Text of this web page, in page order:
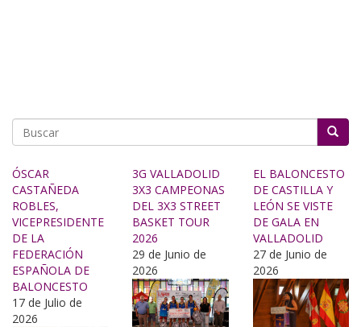
ÓSCAR
CASTAÑEDA
ROBLES,
VICEPRESIDENTE
DE LA
FEDERACIÓN
ESPAÑOLA DE
BALONCESTO
17 de Julio de
2026
3G VALLADOLID
3X3 CAMPEONAS
DEL 3X3 STREET
BASKET TOUR
2026
29 de Junio de
2026
EL BALONCESTO
DE CASTILLA Y
LEÓN SE VISTE
DE GALA EN
VALLADOLID
27 de Junio de
2026